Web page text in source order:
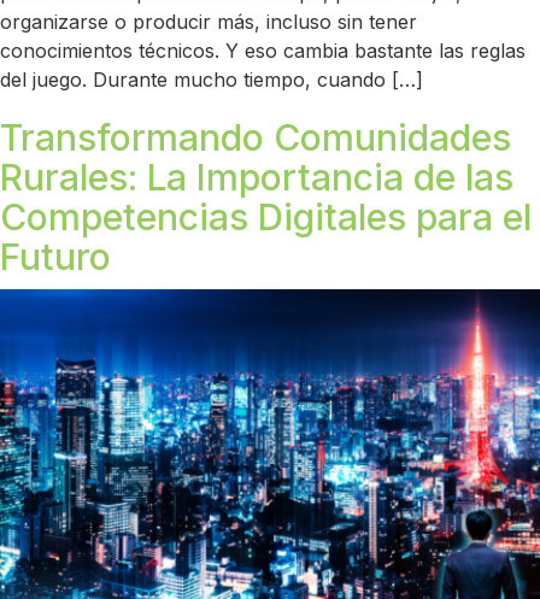
organizarse o producir más, incluso sin tener
conocimientos técnicos. Y eso cambia bastante las reglas
del juego. Durante mucho tiempo, cuando […]
Transformando Comunidades
Rurales: La Importancia de las
Competencias Digitales para el
Futuro